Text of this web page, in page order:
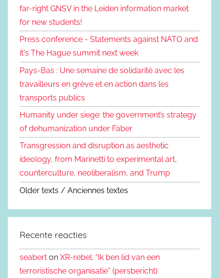
far-right GNSV in the Leiden information market
for new students!
Press conference - Statements against NATO and
it's The Hague summit next week
Pays-Bas : Une semaine de solidarité avec les
travailleurs en grève et en action dans les
transports publics
Humanity under siege: the government’s strategy
of dehumanization under Faber
Transgression and disruption as aesthetic
ideology, from Marinetti to experimental art,
counterculture, neoliberalism, and Trump
Older texts / Anciennes textes
Recente reacties
seabert on XR-rebel: “Ik ben lid van een
terroristische organisatie” (persbericht)